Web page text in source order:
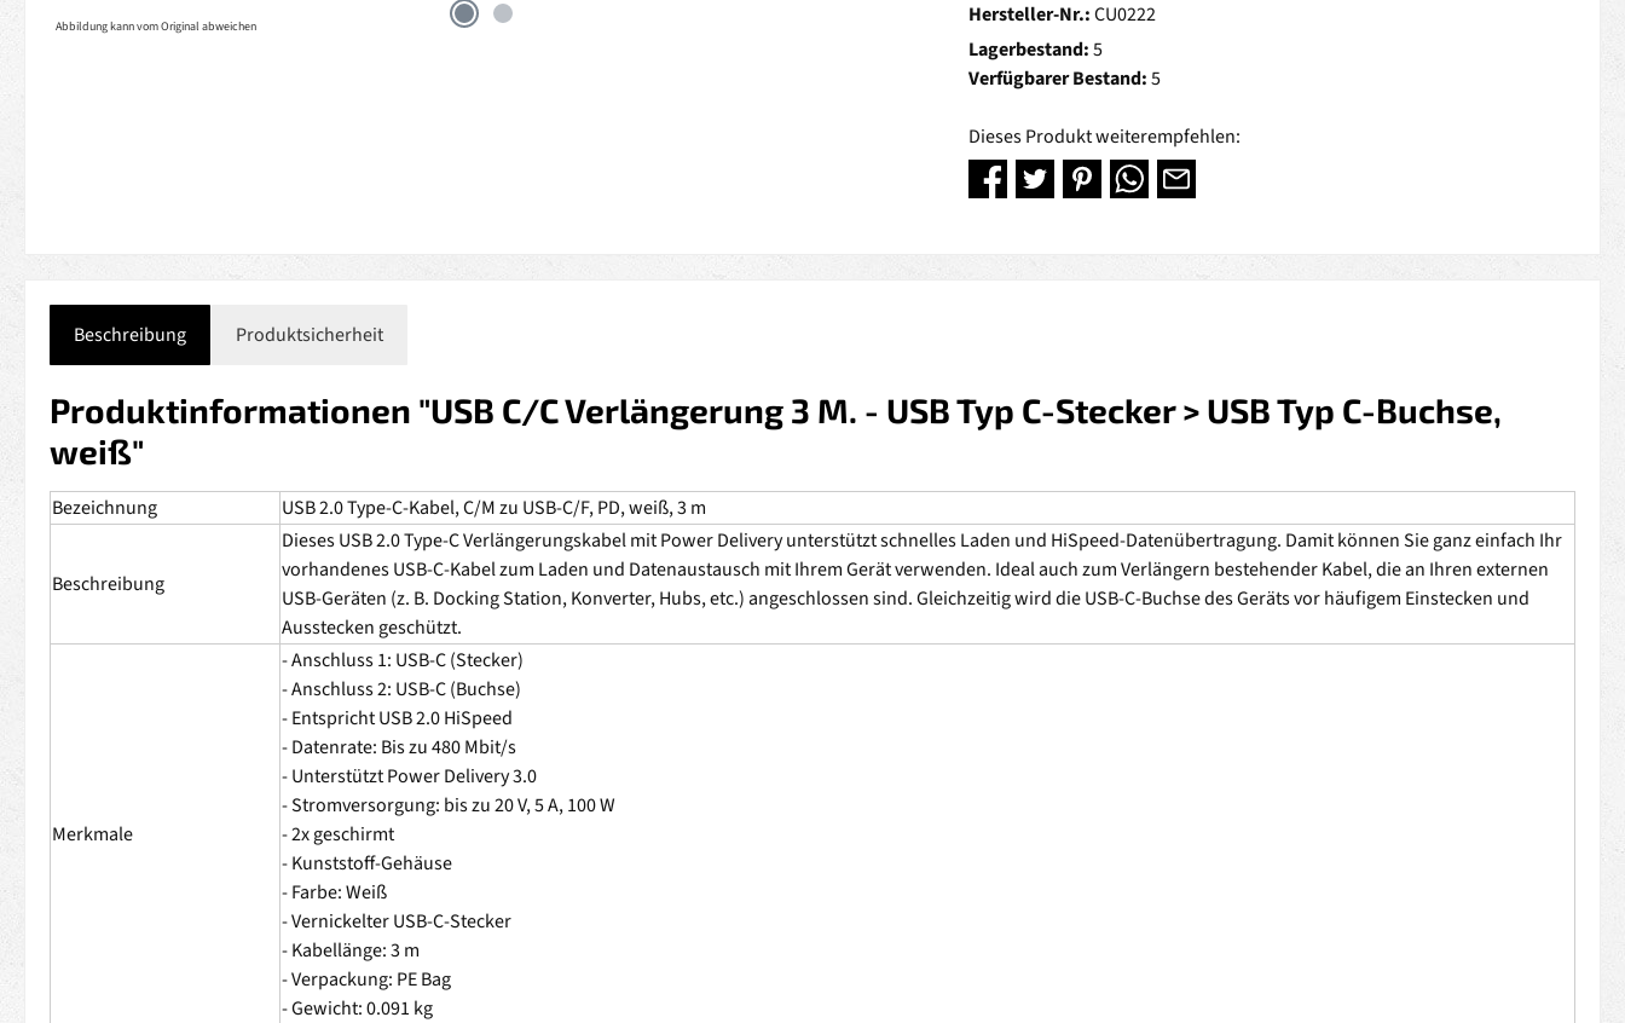
Abbildung kann vom Original abweichen
Hersteller-Nr.:CU0222
Lagerbestand:5
Verfügbarer Bestand:5
Dieses Produkt weiterempfehlen:
Beschreibung Produktsicherheit
Produktinformationen "USB C/C Verlängerung 3 M. - USB Typ C-Stecker > USB Typ C-Buchse,
weiß"
Bezeichnung USB 2.0 Type-C-Kabel, C/M zu USB-C/F, PD, weiß, 3 m
Beschreibung
Dieses USB 2.0 Type-C Verlängerungskabel mit Power Delivery unterstützt schnelles Laden und HiSpeed-Datenübertragung. Damit können Sie ganz einfach Ihr
vorhandenes USB-C-Kabel zum Laden und Datenaustausch mit Ihrem Gerät verwenden. Ideal auch zum Verlängern bestehender Kabel, die an Ihren externen
USB-Geräten (z. B. Docking Station, Konverter, Hubs, etc.) angeschlossen sind. Gleichzeitig wird die USB-C-Buchse des Geräts vor häufigem Einstecken und
Ausstecken geschützt.
Merkmale
- Anschluss 1: USB-C (Stecker)
- Anschluss 2: USB-C (Buchse)
- Entspricht USB 2.0 HiSpeed
- Datenrate: Bis zu 480 Mbit/s
- Unterstützt Power Delivery 3.0
- Stromversorgung: bis zu 20 V, 5 A, 100 W
- 2x geschirmt
- Kunststoff-Gehäuse
- Farbe: Weiß
- Vernickelter USB-C-Stecker
- Kabellänge: 3 m
- Verpackung: PE Bag
- Gewicht: 0.091 kg